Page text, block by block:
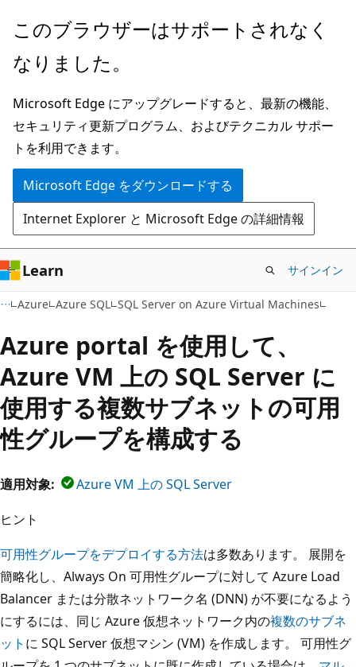
メ
ン
ン
テ
ン
ツ
に
ス
キ
ッ
プ
このブラウザーはサポートされなく
なりました。
Microsoft Edge にアップグレードすると、最新の機能、
セキュリティ更新プログラム、およびテクニカル サポー
トを利用できます。
Microsoft Edge をダウンロードする
Internet Explorer と Microsoft Edge の詳細情報
Learn サインイン
Azure Azure SQL SQL Server on Azure Virtual Machines
Azure portal を使用して、
Azure VM 上の SQL Server に
使用する複数サブネットの可用
性グループを構成する
適用対象:
Azure VM 上の SQL Server
ヒント
可用性グループをデプロイする方法は多数あります。 展開を
簡略化し、Always On 可用性グループに対して Azure Load
Balancer または分散ネットワーク名 (DNN) が不要になるよう
にするには、同じ Azure 仮想ネットワーク内の複数のサブネ
ット に SQL Server 仮想マシン (VM) を作成します。 可用性グ